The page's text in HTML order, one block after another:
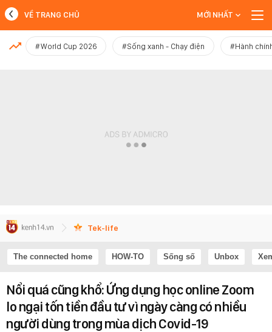
MỚI NHẤT
VỀ TRANG CHỦ MỚI NHẤT
#World Cup 2026 #Sống xanh - Chạy điện #Hành
Tek-life
The connected home HOW-TO Sống số Unbox
Nổi quá cũng khổ: Ứng dụng học online Zoom
lo ngại tốn tiền đầu tư vì ngày càng có nhiều
người dùng trong mùa dịch Covid-19